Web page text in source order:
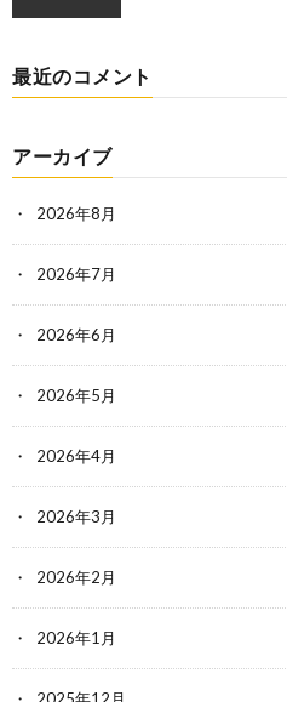
最近のコメント
アーカイブ
2026年8月
2026年7月
2026年6月
2026年5月
2026年4月
2026年3月
2026年2月
2026年1月
2025年12月